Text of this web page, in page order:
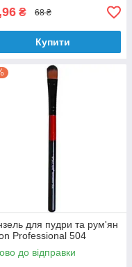
₴ 68 ₴
Купити
для пудри та рум'ян
Professional 504
до відправки